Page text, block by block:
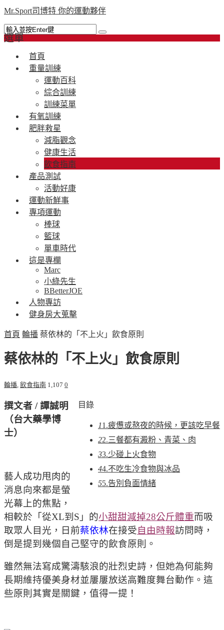
Mr.Sport司博特 你的運動夥伴
選單
首頁
重量訓練
運動百科
綜合訓練
訓練菜單
有氧訓練
肥胖救星
減脂觀念
健康生活
飲食指南
產品測試
活動好康
運動新鮮事
專項運動
棒球
籃球
單車時代
這是專欄
Marc
小綠先生
BBetterJOE
人物專訪
健身房大蒐擊
首頁 輪播 蔡依林的「不上火」飲食原則
蔡依林的「不上火」飲食原則
輪播 飲食指南 1,107 0
目錄
11.疲憊或熬夜的時候，更該吃早餐
22.三餐都有澱粉、青菜、肉
33.少碰上火食物
44.不吃生冷食物與冰品
55.告別負面情緒
撰文者 /譚誠明
（台大藥學博
士）
藝人成功甩肉的
消息向來都是螢
光幕上的焦點，
相較於「從XL到S」的小甜甜減掉28公斤體重而吸
取眾人目光，日前蔡依林在接受自由時報訪問時，
倒是提到幾個自己堅守的飲食原則。
雖然無法寫成驚濤駭浪的壯烈史詩，但她為何能夠
長期維持優美身材並屢屢放送高難度舞台動作。這
些原則其實是關鍵，值得一提！